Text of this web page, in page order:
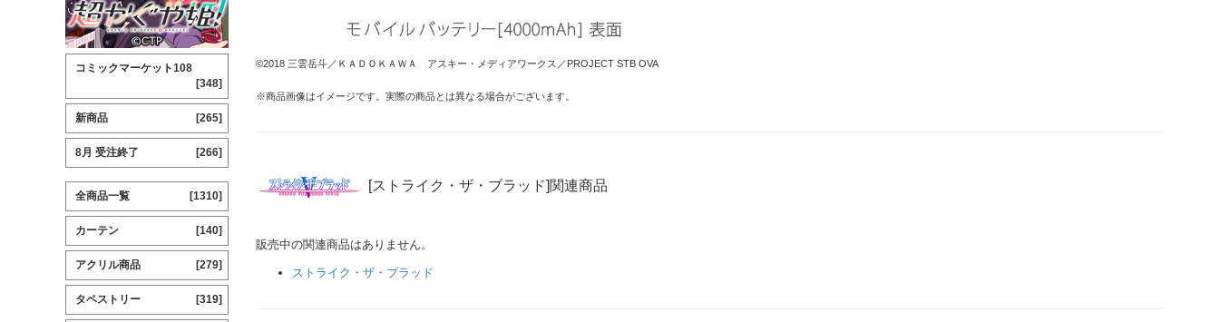
©2018 三雲岳斗／ＫＡＤＯＫＡＷＡ アスキー・メディアワークス／PROJECT STB OVA
※商品画像はイメージです。実際の商品とは異なる場合がございます。
[ストライク・ザ・ブラッド]関連商品
販売中の関連商品はありません。
ストライク・ザ・ブラッド
コミックマーケット108
[348]
新商品 [265]
8月 受注終了 [266]
全商品一覧 [1310]
カーテン [140]
アクリル商品 [279]
タペストリー [319]